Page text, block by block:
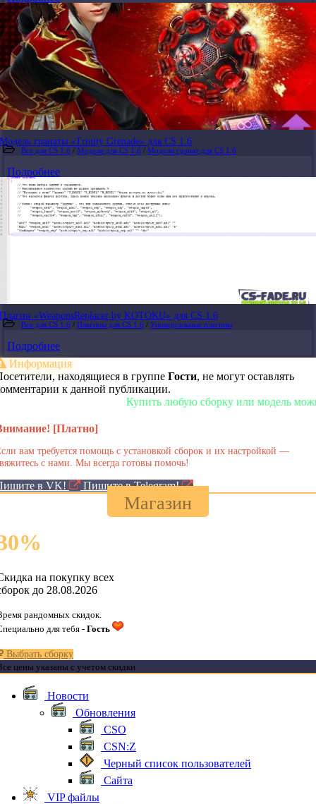
Модель гранаты «Trinity Grenade» для CS 1.6
Все для CS 1.6 / Модели для CS 1.6 / Модели гранат для CS 1.6
Подробнее
Плагин «WeaponsReplacer by KOTOKU» для CS 1.6
Все для CS 1.6 / Плагины для CS 1.6 / Универсальные плагины
Подробнее
Информация
находящиеся в группе Гости, не могут оставлять
к данной публикации.
Купить любую сборку или модель можно у
[Платно]
вам требуется помощь с установкой сборок и их настройкой —
с нами. Мы всегда готовы помочь!
в VK! Пишите в Telegram!
Магазин
%
на покупку всех
до 28.08.2026
рандомных скидок.
для тебя - Гость
Выбрать сборку
цены указаны с учетом скидки
Новости
Обновления
CSO
CSN:Z
Черный список пользователей
Сайта
VIP файлы